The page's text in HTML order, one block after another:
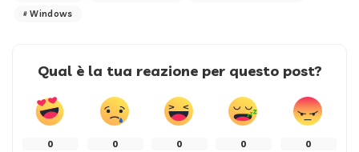
Windows
Qual è la tua reazione per questo post?
0 0 0 0 0